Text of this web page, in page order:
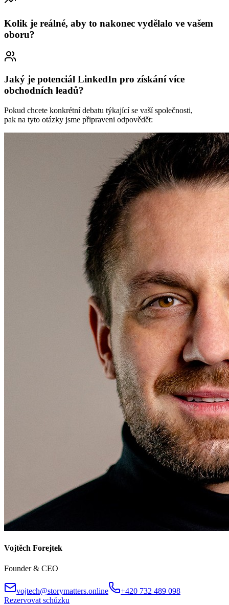
Kolik je reálné, aby to nakonec vydělalo ve vašem
oboru?
Jaký je potenciál LinkedIn pro získání více
obchodních leadů?
Pokud chcete konkrétní debatu týkající se vaší společnosti,
pak na tyto otázky jsme připraveni odpovědět:
Vojtěch Forejtek
Founder & CEO
vojtech@storymatters.online
+420 732 489 098
Rezervovat schůzku